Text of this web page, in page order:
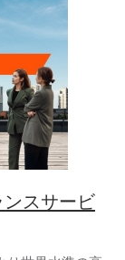
スサービ